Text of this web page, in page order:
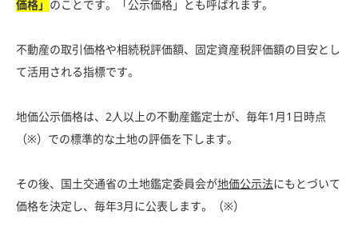
価格」 のことです。「公示価格」とも呼ばれます。
不動産の取引価格や相続税評価額、固定資産税評価額の目安とし
て活用される指標です。
地価公示価格は、2人以上の不動産鑑定士が、毎年1月1日時点
（※）での標準的な土地の評価を下します。
その後、国土交通省の土地鑑定委員会が地価公示法にもとづいて
価格を決定し、毎年3月に公表します。（※）